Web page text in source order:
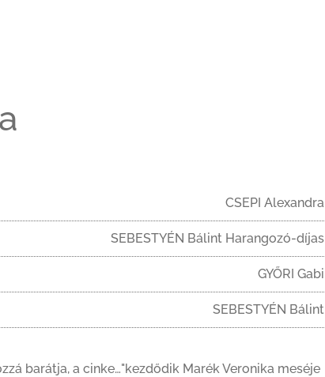
CSEPI Alexandra
SEBESTYÉN Bálint Harangozó-díjas
GYŐRI Gabi
SEBESTYÉN Bálint
barátja, a cinke…"kezdődik Marék Veronika meséje